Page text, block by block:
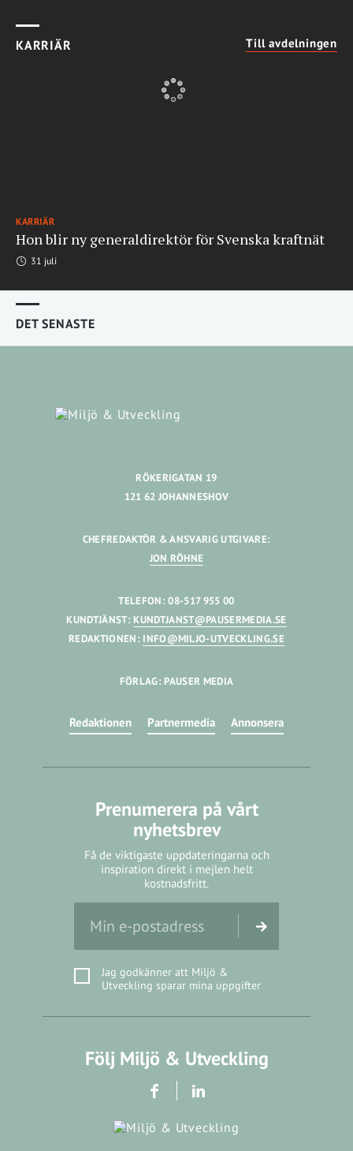
KARRIÄR Till avdelningen
KARRIÄR
Hon blir ny generaldirektör för Svenska kraftnät
31 juli
DET SENASTE
RÖKERIGATAN 19
121 62 JOHANNESHOV
CHEFREDAKTÖR & ANSVARIG UTGIVARE:
JON RÖHNE
TELEFON: 08-517 955 00
KUNDTJÄNST: KUNDTJANST@PAUSERMEDIA.SE
REDAKTIONEN: INFO@MILJO-UTVECKLING.SE
FÖRLAG: PAUSER MEDIA
Redaktionen Partnermedia Annonsera
Prenumerera på vårt
nyhetsbrev
Få de viktigaste uppdateringarna och
inspiration direkt i mejlen helt
kostnadsfritt.
Jag godkänner att Miljö &
Utveckling sparar mina uppgifter
Följ Miljö & Utveckling